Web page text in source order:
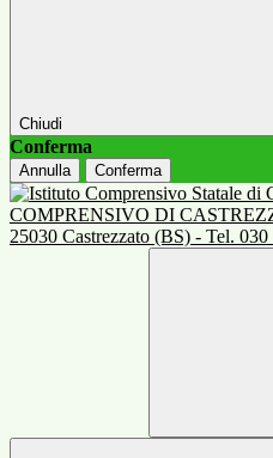
Chiudi
Conferma
Annulla Conferma
COMPRENSIVO DI
25030 Castrezzato (BS) - Tel.